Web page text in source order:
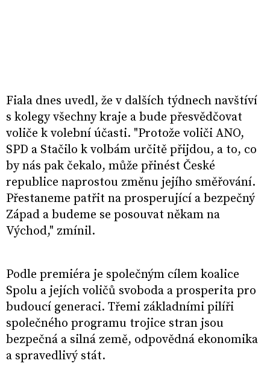
Fiala dnes uvedl, že v dalších týdnech navštíví
s kolegy všechny kraje a bude přesvědčovat
voliče k volební účasti. "Protože voliči ANO,
SPD a Stačilo k volbám určitě přijdou, a to, co
by nás pak čekalo, může přinést České
republice naprostou změnu jejího směřování.
Přestaneme patřit na prosperující a bezpečný
Západ a budeme se posouvat někam na
Východ," zmínil.
Podle premiéra je společným cílem koalice
Spolu a jejích voličů svoboda a prosperita pro
budoucí generaci. Třemi základními pilíři
společného programu trojice stran jsou
bezpečná a silná země, odpovědná ekonomika
a spravedlivý stát.